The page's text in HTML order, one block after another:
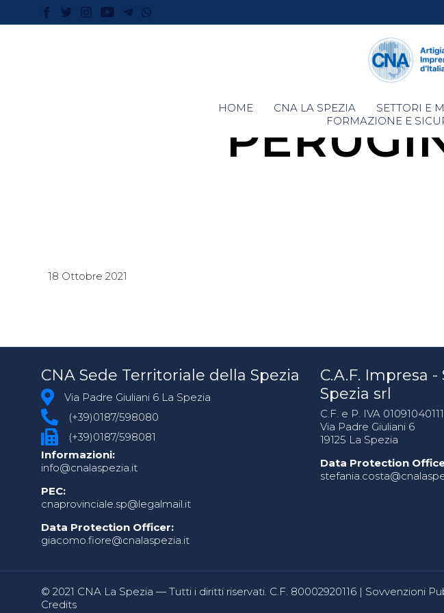
HOME CNA LA SPEZIA SETTORI E
FORMAZIONE E
18 Ottobre 2021
CNA Sede Territoriale della Spezia
Via Padre Giuliani 6 La Spezia
(+39)0187/598080
(+39)0187/598081
Informazioni:
info@cnalaspezia.it
PEC:
cnaprovinciale.sp@legalmail.it
Data Protection Officer:
giacomo.fiore@cnalaspezia.it
C.A.F. Impresa -
Spezia srl
C.F. e P. IVA 01091040111
Via Padre Giuliani 6
19125 La Spezia
Data Protection
© 2021 CNA La Spezia — Tutti i diritti riservati. C.F. 80002920116 | Sovvenzioni
Credits